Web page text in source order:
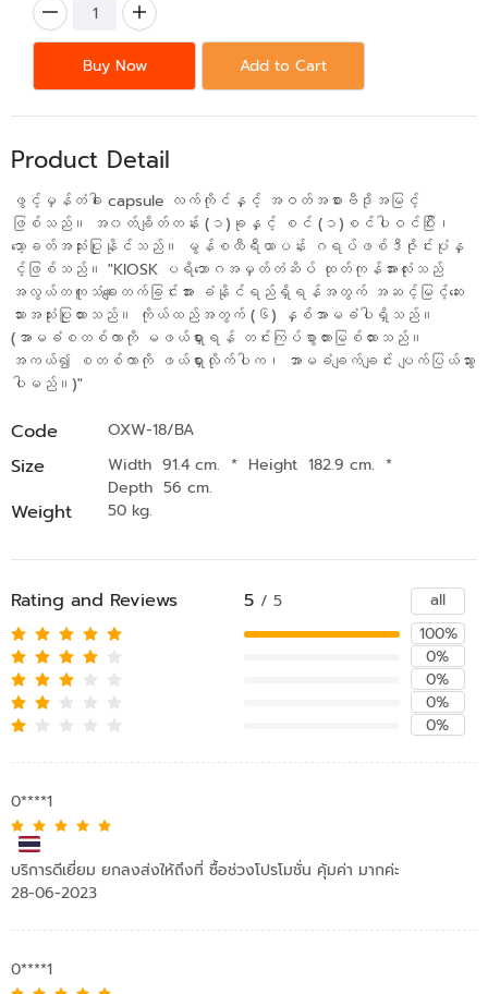
Buy Now Add to Cart
Product Detail
ဖွင့်မှန်တံခါး capsule လက်ကိုင်နှင့် အဝတ်အစားဗီဒိုအမြင့်
ဖြစ်သည်။ အ၀တ်ချိတ်တန်း (၁)ခုနှင့် စင် (၁)စင်ပါဝင်ပြီး၊
သော့ခတ်အသုံးပြုနိုင်သည်။ မွန်စထီရီယာပန်း ဂရပ်ဖစ်ဒီဇိုင်းပုံနှ
င့်ဖြစ်သည်။ "KIOSK ပရိဘောဂအမှတ်တံဆိပ် ထုတ်ကုန်အားလုံးသည်
အလွယ်တကူသံချေးတက်ခြင်းအား ခံနိုင်ရည်ရှိရန်အတွက် အဆင့်မြင့်ဆေး
သားအသုံးပြုထားသည်။ ကိုယ်ထည်အတွက် (၆) နှစ်အာမခံပါရှိသည်။
(အာမခံစတစ်ကာကို မဖယ်ရှားရန် တင်းကြပ်စွာတားမြစ်ထားသည်။
အကယ်၍ စတစ်ကာကို ဖယ်ရှားလိုက်ပါက၊ အာမခံချက်ချင်း ပျက်ပြယ်သွား
ပါမည်။)"
Code OXW-18/BA
Size Width 91.4 cm. * Height 182.9 cm. *
Depth 56 cm.
Weight 50 kg.
Rating and Reviews 5 / 5
all
100%
0%
0%
0%
0%
0****1
บริการดีเยี่ยม ยกลงส่งให้ถึงที่ ซื้อช่วงโปรโมชั่น คุ้มค่า มากค่ะ
28-06-2023
0****1